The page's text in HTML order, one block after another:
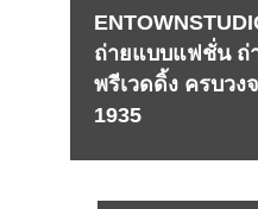
ถ่ายแบบแฟชั่น ถ่
พรีเวดดิ้ง ครบวง
1935